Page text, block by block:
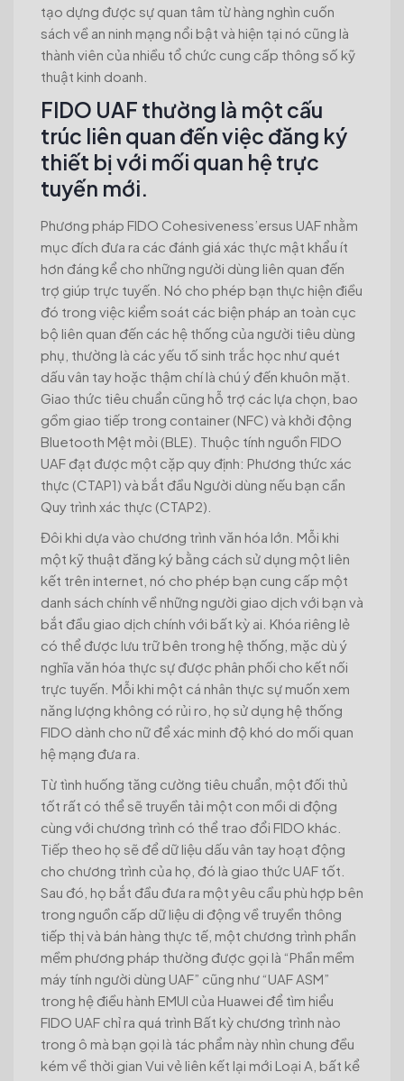
tạo dựng được sự quan tâm từ hàng nghìn cuốn
sách về an ninh mạng nổi bật và hiện tại nó cũng là
thành viên của nhiều tổ chức cung cấp thông số kỹ
thuật kinh doanh.
FIDO UAF thường là một cấu
trúc liên quan đến việc đăng ký
thiết bị với mối quan hệ trực
tuyến mới.
Phương pháp FIDO Cohesiveness’ersus UAF nhằm
mục đích đưa ra các đánh giá xác thực mật khẩu ít
hơn đáng kể cho những người dùng liên quan đến
trợ giúp trực tuyến. Nó cho phép bạn thực hiện điều
đó trong việc kiểm soát các biện pháp an toàn cục
bộ liên quan đến các hệ thống của người tiêu dùng
phụ, thường là các yếu tố sinh trắc học như quét
dấu vân tay hoặc thậm chí là chú ý đến khuôn mặt.
Giao thức tiêu chuẩn cũng hỗ trợ các lựa chọn, bao
gồm giao tiếp trong container (NFC) và khởi động
Bluetooth Mệt mỏi (BLE). Thuộc tính nguồn FIDO
UAF đạt được một cặp quy định: Phương thức xác
thực (CTAP1) và bắt đầu Người dùng nếu bạn cần
Quy trình xác thực (CTAP2).
Đôi khi dựa vào chương trình văn hóa lớn. Mỗi khi
một kỹ thuật đăng ký bằng cách sử dụng một liên
kết trên internet, nó cho phép bạn cung cấp một
danh sách chính về những người giao dịch với bạn và
bắt đầu giao dịch chính với bất kỳ ai. Khóa riêng lẻ
có thể được lưu trữ bên trong hệ thống, mặc dù ý
nghĩa văn hóa thực sự được phân phối cho kết nối
trực tuyến. Mỗi khi một cá nhân thực sự muốn xem
năng lượng không có rủi ro, họ sử dụng hệ thống
FIDO dành cho nữ để xác minh độ khó do mối quan
hệ mạng đưa ra.
Từ tình huống tăng cường tiêu chuẩn, một đối thủ
tốt rất có thể sẽ truyền tải một con mồi di động
cùng với chương trình có thể trao đổi FIDO khác.
Tiếp theo họ sẽ để dữ liệu dấu vân tay hoạt động
cho chương trình của họ, đó là giao thức UAF tốt.
Sau đó, họ bắt đầu đưa ra một yêu cầu phù hợp bên
trong nguồn cấp dữ liệu di động về truyền thông
tiếp thị và bán hàng thực tế, một chương trình phần
mềm phương pháp thường được gọi là “Phần mềm
máy tính người dùng UAF” cũng như “UAF ASM”
trong hệ điều hành EMUI của Huawei để tìm hiểu
FIDO UAF chỉ ra quá trình Bất kỳ chương trình nào
trong ô mà bạn gọi là tác phẩm này nhìn chung đều
kém về thời gian Vui vẻ liên kết lại mới Loại A, bất kể